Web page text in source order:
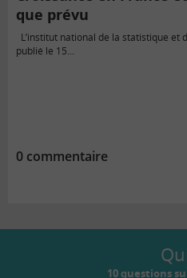
que prévu
L’institut national de la statistique et
publié le 15...
0 commentaire
10 questions